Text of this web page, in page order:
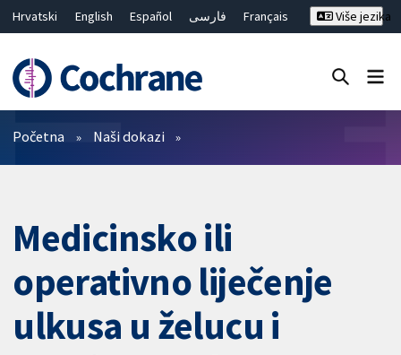
Hrvatski English Español فارسی
Français
繁體中文
简体中文
Više jezika
Prečistači
Početna Naši dokazi
Medicinsko ili
operativno liječenje
ulkusa u želucu i